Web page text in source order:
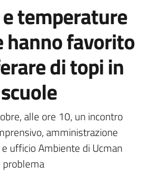
temperature
hanno favorito
di topi in
alle ore 10, un incontro
amministrazione
ufficio Ambiente di Ucman